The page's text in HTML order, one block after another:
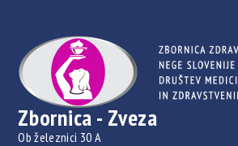
Zbornica - Zveza
Ob železnici 30 A